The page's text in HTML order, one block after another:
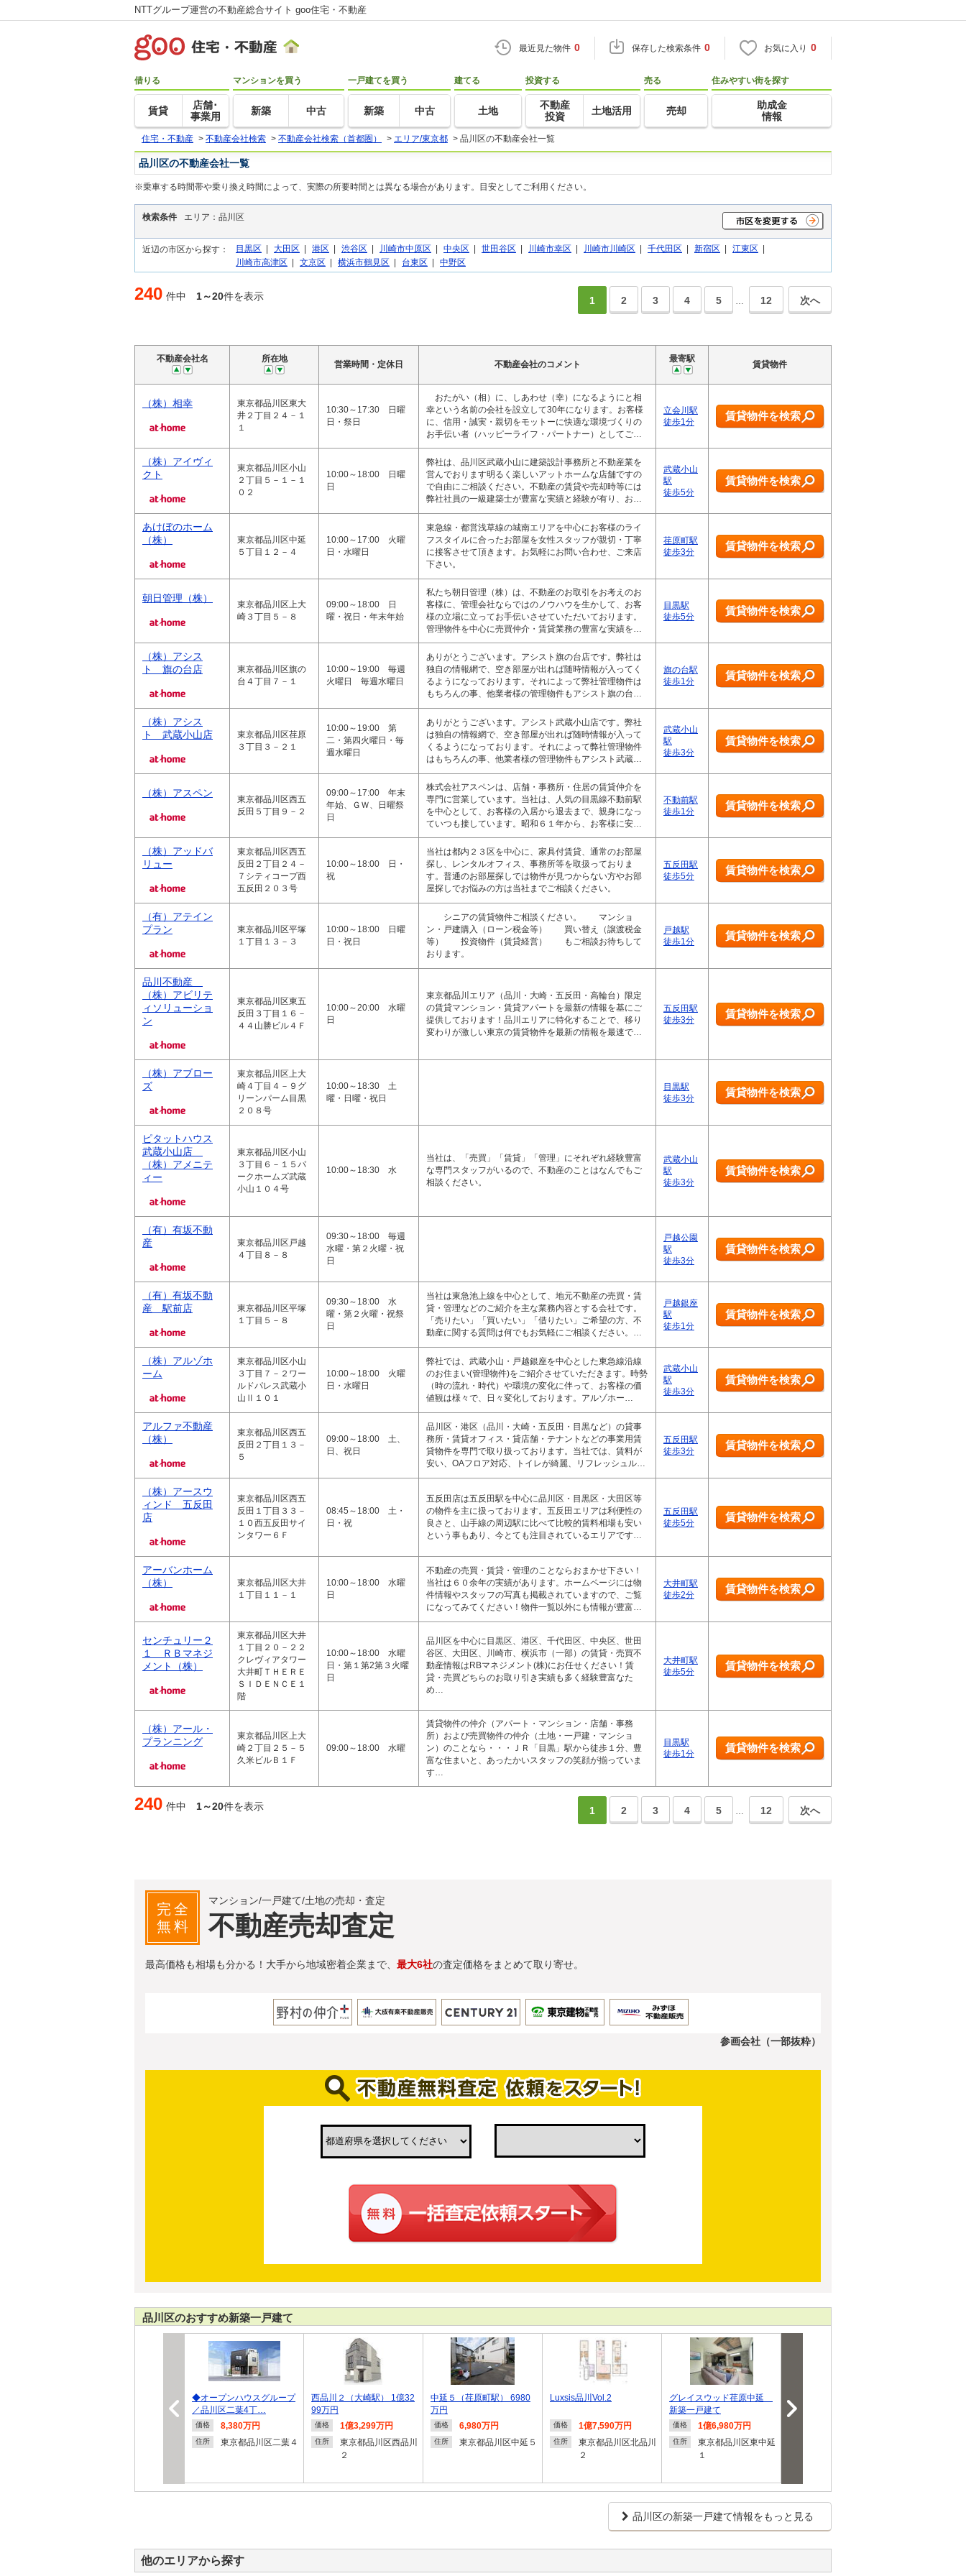
NTTグループ運営の不動産総合サイト goo住宅・不動産
最近見た物件 0 保存した検索条件 0 お気に入り 0
借りる
賃貸
店舗･
事業用
マンションを買う
新築 中古
一戸建てを買う
新築 中古
建てる
土地
投資する
不動産
投資
土地活用
売る
売却
住みやすい街を探す
助成金
情報
住宅・不動産 > 不動産会社検索 > 不動産会社検索（首都圏） > エリア/東京都 > 品川区の不動産会社一覧
品川区の不動産会社一覧
※乗車する時間帯や乗り換え時間によって、実際の所要時間とは異なる場合があります。目安としてご利用ください。
検索条件 エリア：品川区
近辺の市区から探す： 目黒区 | 大田区 | 港区 | 渋谷区 | 川崎市中原区 | 中央区 | 世田谷区 | 川崎市幸区 | 川崎市川崎区 | 千代田区 | 新宿区 | 江東区 |
川崎市高津区 | 文京区 | 横浜市鶴見区 | 台東区 | 中野区
240 件中 1～20件を表示 1 2 3 4 5 … 12 次へ
不動産会社名 所在地
営業時間・定休日 不動産会社のコメント
最寄駅
賃貸物件
（株）相幸
東京都品川区東大
井２丁目２４－１
１
10:30～17:30 日曜
日・祭日
おたがい（相）に、しあわせ（幸）になるようにと相
幸という名前の会社を設立して30年になります。お客様
に、信用・誠実・親切をモットーに快適な環境づくりの
お手伝い者（ハッピーライフ・パートナー）としてご…
立会川駅
徒歩1分
賃貸物件を検索
（株）アイヴィ
クト
東京都品川区小山
２丁目５－１－１
０２
10:00～18:00 日曜
日
弊社は、品川区武蔵小山に建築設計事務所と不動産業を
営んでおります明るく楽しいアットホームな店舗ですの
で自由にご相談ください。不動産の賃貸や売却時等には
弊社社員の一級建築士が豊富な実績と経験が有り、お…
武蔵小山
駅
徒歩5分
賃貸物件を検索
あけぼのホーム
（株）
東京都品川区中延
５丁目１２－４
10:00～17:00 火曜
日・水曜日
東急線・都営浅草線の城南エリアを中心にお客様のライ
フスタイルに合ったお部屋を女性スタッフが親切・丁寧
に接客させて頂きます。お気軽にお問い合わせ、ご来店
下さい。
荏原町駅
徒歩3分
賃貸物件を検索
朝日管理（株）
東京都品川区上大
崎３丁目５－８
09:00～18:00 日
曜・祝日・年末年始
私たち朝日管理（株）は、不動産のお取引をお考えのお
客様に、管理会社ならではのノウハウを生かして、お客
様の立場に立ってお手伝いさせていただいております。
管理物件を中心に売買仲介・賃貸業務の豊富な実績を…
目黒駅
徒歩5分
賃貸物件を検索
（株）アシス
ト 旗の台店
東京都品川区旗の
台４丁目７－１
10:00～19:00 毎週
火曜日 毎週水曜日
ありがとうございます。アシスト旗の台店です。弊社は
独自の情報網で、空き部屋が出れば随時情報が入ってく
るようになっております。それによって弊社管理物件は
もちろんの事、他業者様の管理物件もアシスト旗の台…
旗の台駅
徒歩1分
賃貸物件を検索
（株）アシス
ト 武蔵小山店
東京都品川区荏原
３丁目３－２１
10:00～19:00 第
二・第四火曜日・毎
週水曜日
ありがとうございます。アシスト武蔵小山店です。弊社
は独自の情報網で、空き部屋が出れば随時情報が入って
くるようになっております。それによって弊社管理物件
はもちろんの事、他業者様の管理物件もアシスト武蔵…
武蔵小山
駅
徒歩3分
賃貸物件を検索
（株）アスペン
東京都品川区西五
反田５丁目９－２
09:00～17:00 年末
年始、ＧＷ、日曜祭
日
株式会社アスペンは、店舗・事務所・住居の賃貸仲介を
専門に営業しています。当社は、人気の目黒線不動前駅
を中心として、お客様の入居から退去まで、親身になっ
ていつも接しています。昭和６１年から、お客様に安…
不動前駅
徒歩1分
賃貸物件を検索
（株）アッドバ
リュー
東京都品川区西五
反田２丁目２４－
７シティコープ西
五反田２０３号
10:00～18:00 日・
祝
当社は都内２３区を中心に、家具付賃貸、通常のお部屋
探し、レンタルオフィス、事務所等を取扱っておりま
す。普通のお部屋探しでは物件が見つからない方やお部
屋探しでお悩みの方は当社までご相談ください。
五反田駅
徒歩5分
賃貸物件を検索
（有）アテイン
プラン
東京都品川区平塚
１丁目１３－３
10:00～18:00 日曜
日・祝日
シニアの賃貸物件ご相談ください。 マンショ
ン・戸建購入（ローン税金等） 買い替え（譲渡税金
等） 投資物件（賃貸経営） もご相談お待ちして
おります。
戸越駅
徒歩1分
賃貸物件を検索
品川不動産
（株）アビリテ
ィソリューショ
ン
東京都品川区東五
反田３丁目１６－
４４山勝ビル４Ｆ
10:00～20:00 水曜
日
東京都品川エリア（品川・大崎・五反田・高輪台）限定
の賃貸マンション・賃貸アパートを最新の情報を基にご
提供しております！品川エリアに特化することで、移り
変わりが激しい東京の賃貸物件を最新の情報を最速で…
五反田駅
徒歩3分
賃貸物件を検索
（株）アブロー
ズ
東京都品川区上大
崎４丁目４－９グ
リーンパーム目黒
２０８号
10:00～18:30 土
曜・日曜・祝日
目黒駅
徒歩3分
賃貸物件を検索
ピタットハウス
武蔵小山店
（株）アメニテ
ィー
東京都品川区小山
３丁目６－１５パ
ークホームズ武蔵
小山１０４号
10:00～18:30 水
当社は、「売買」「賃貸」「管理」にそれぞれ経験豊富
な専門スタッフがいるので、不動産のことはなんでもご
相談ください。
武蔵小山
駅
徒歩3分
賃貸物件を検索
（有）有坂不動
産
東京都品川区戸越
４丁目８－８
09:30～18:00 毎週
水曜・第２火曜・祝
日
戸越公園
駅
徒歩3分
賃貸物件を検索
（有）有坂不動
産 駅前店
東京都品川区平塚
１丁目５－８
09:30～18:00 水
曜・第２火曜・祝祭
日
当社は東急池上線を中心として、地元不動産の売買・賃
貸・管理などのご紹介を主な業務内容とする会社です。
「売りたい」「買いたい」「借りたい」ご希望の方、不
動産に関する質問は何でもお気軽にご相談ください。…
戸越銀座
駅
徒歩1分
賃貸物件を検索
（株）アルゾホ
ーム
東京都品川区小山
３丁目７－２ワー
ルドパレス武蔵小
山Ⅱ１０１
10:00～18:00 火曜
日・水曜日
弊社では、武蔵小山・戸越銀座を中心とした東急線沿線
のお住まい(管理物件)をご紹介させていただきます。時勢
（時の流れ・時代）や環境の変化に伴って、お客様の価
値観は様々で、日々変化しております。アルゾホー…
武蔵小山
駅
徒歩3分
賃貸物件を検索
アルファ不動産
（株）
東京都品川区西五
反田２丁目１３－
５
09:00～18:00 土、
日、祝日
品川区・港区（品川・大崎・五反田・目黒など）の貸事
務所・賃貸オフィス・貸店舗・テナントなどの事業用賃
貸物件を専門で取り扱っております。当社では、賃料が
安い、OAフロア対応、トイレが綺麗、リフレッシュル…
五反田駅
徒歩3分
賃貸物件を検索
（株）アースウ
ィンド 五反田
店
東京都品川区西五
反田１丁目３３－
１０西五反田サイ
ンタワー６Ｆ
08:45～18:00 土・
日・祝
五反田店は五反田駅を中心に品川区・目黒区・大田区等
の物件を主に扱っております。五反田エリアは利便性の
良さと、山手線の周辺駅に比べて比較的賃料相場も安い
という事もあり、今とても注目されているエリアです…
五反田駅
徒歩5分
賃貸物件を検索
アーバンホーム
（株）
東京都品川区大井
１丁目１１－１
10:00～18:00 水曜
日
不動産の売買・賃貸・管理のことならおまかせ下さい！
当社は６０余年の実績があります。ホームページには物
件情報やスタッフの写真も掲載されていますので、ご覧
になってみてください！物件一覧以外にも情報が豊富…
大井町駅
徒歩2分
賃貸物件を検索
センチュリー２
１ ＲＢマネジ
メント（株）
東京都品川区大井
１丁目２０－２２
クレヴィアタワー
大井町ＴＨＥＲＥ
ＳＩＤＥＮＣＥ１
階
10:00～18:00 水曜
日・第１第2第３火曜
日
品川区を中心に目黒区、港区、千代田区、中央区、世田
谷区、大田区、川崎市、横浜市（一部）の賃貸・売買不
動産情報はRBマネジメント(株)にお任せください！賃
貸・売買どちらのお取り引き実績も多く経験豊富なた
め…
大井町駅
徒歩5分
賃貸物件を検索
（株）アール・
プランニング
東京都品川区上大
崎２丁目２５－５
久米ビルＢ１Ｆ
09:00～18:00 水曜
賃貸物件の仲介（アパート・マンション・店舗・事務
所）および売買物件の仲介（土地・一戸建・マンショ
ン）のことなら・・・ＪＲ「目黒」駅から徒歩１分、豊
富な住まいと、あったかいスタッフの笑顔が揃っていま
す…
目黒駅
徒歩1分
賃貸物件を検索
240 件中 1～20件を表示 1 2 3 4 5 … 12 次へ
完全
無料
マンション/一戸建て/土地の売却・査定
不動産売却査定
最高価格も相場も分かる！大手から地域密着企業まで、 最大6社の査定価格をまとめて取り寄せ。
参画会社（一部抜粋）
品川区のおすすめ新築一戸建て
◆オープンハウスグループ
／品川区二葉4丁…
価格 8,380万円
住所 東京都品川区二葉４
西品川２（大崎駅） 1億32
99万円
価格 1億3,299万円
住所
東京都品川区西品川
２
中延５（荏原町駅） 6980
万円
価格 6,980万円
住所 東京都品川区中延５
Luxsis品川Vol.2
価格 1億7,590万円
住所
東京都品川区北品川
２
グレイスウッド荏原中延
新築一戸建て
価格 1億6,980万円
住所
東京都品川区東中延
１
イユ
品川区の新築一戸建て情報をもっと見る
他のエリアから探す